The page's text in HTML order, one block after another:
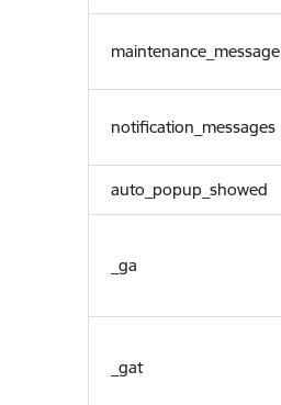
maintenance_message
notification_messages
auto_popup_showed
_ga
_gat